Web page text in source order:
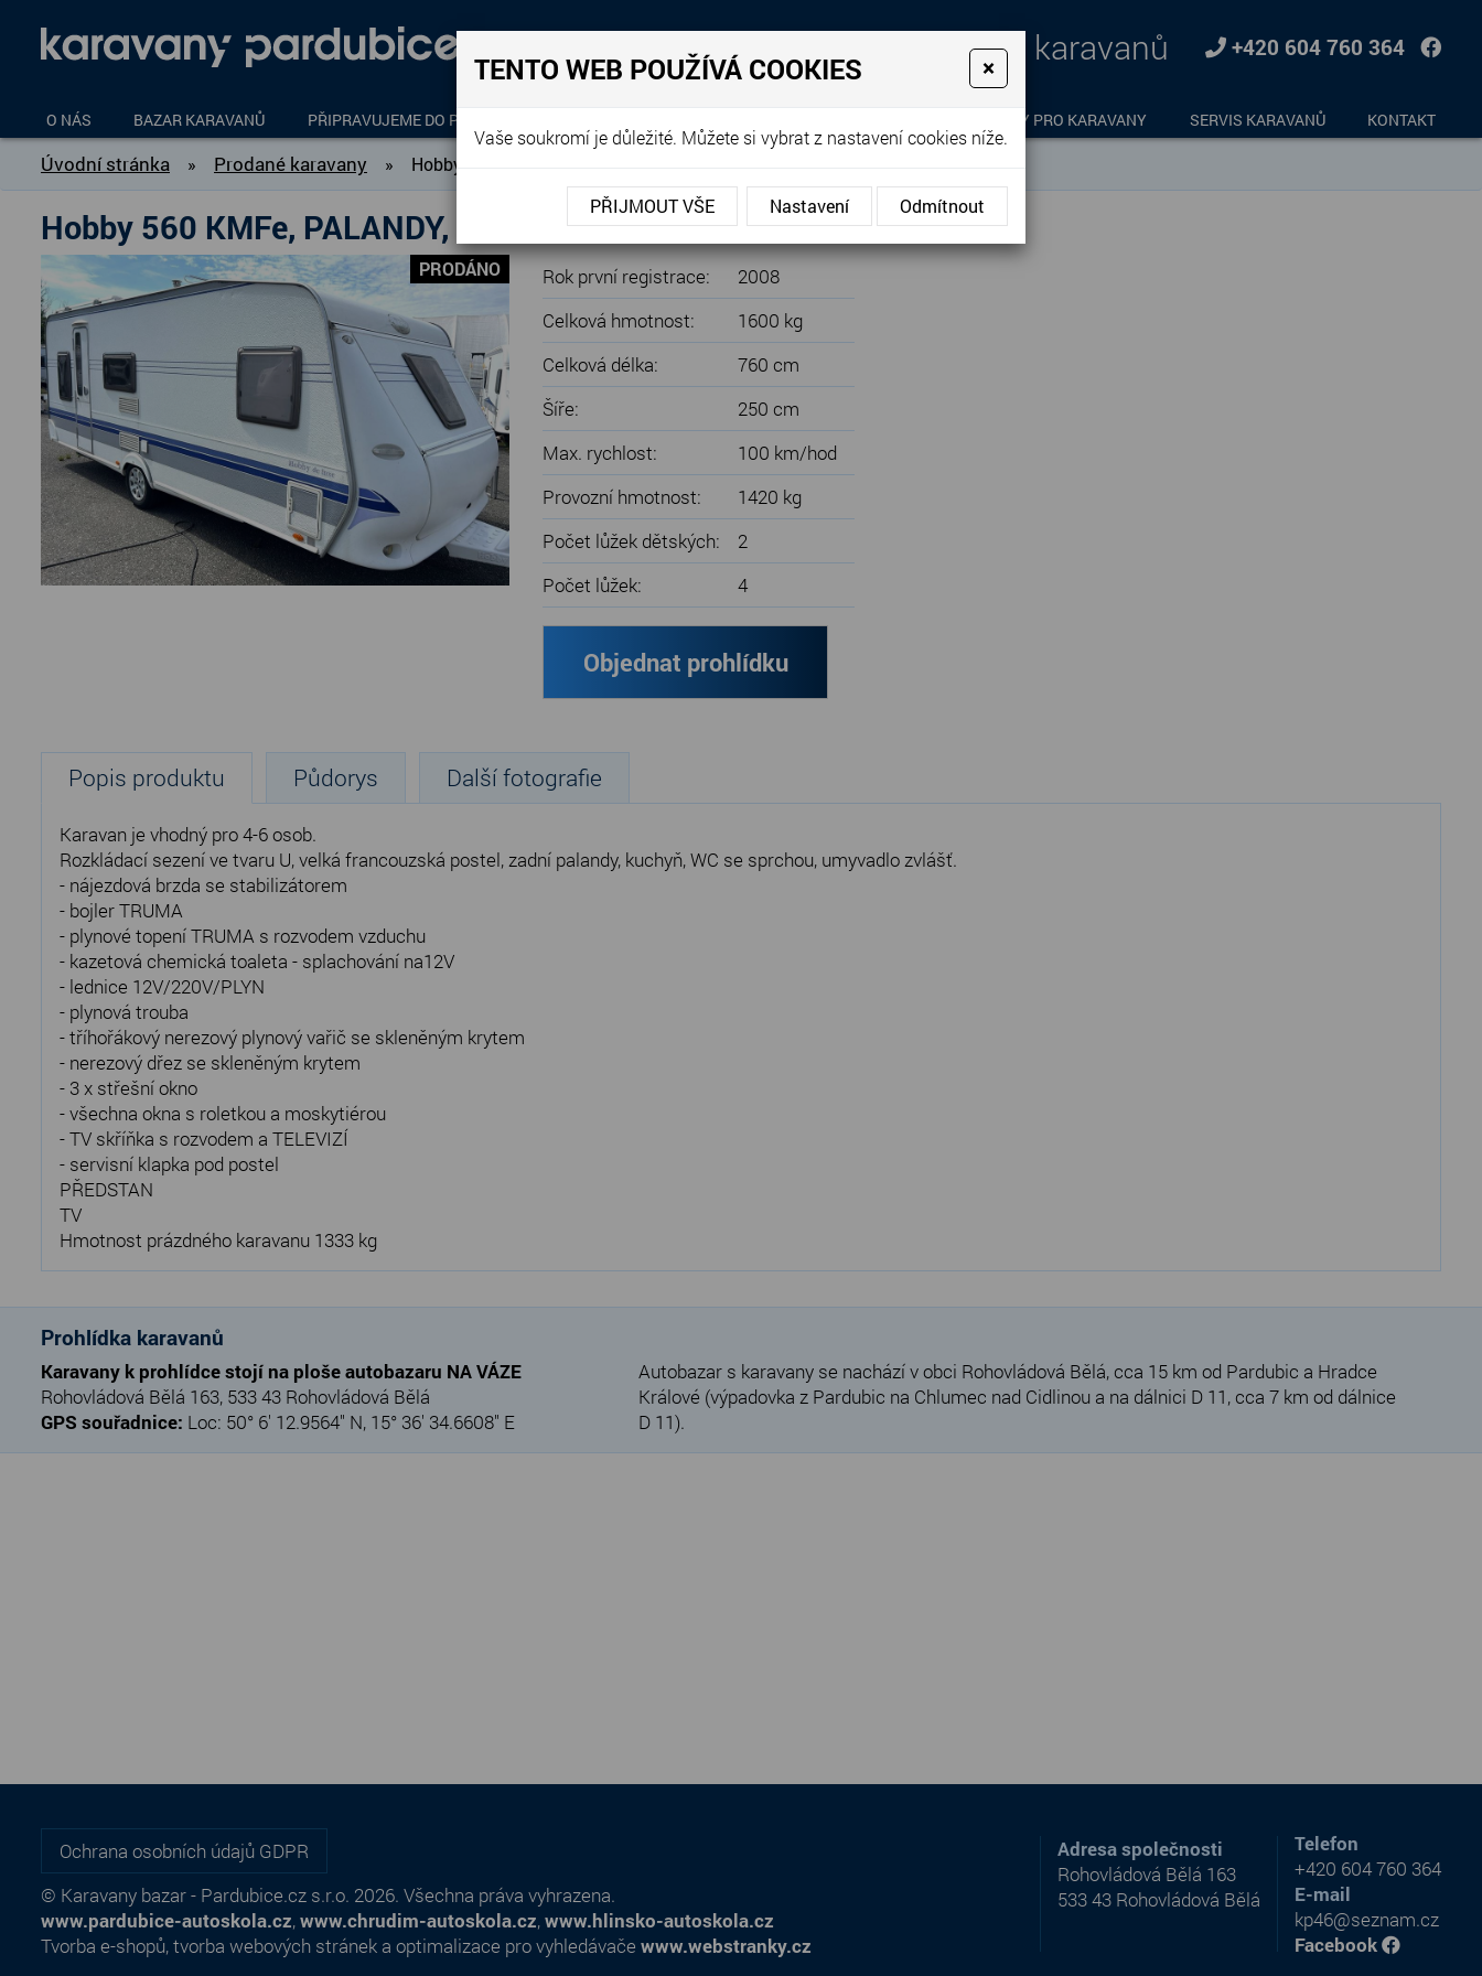
Prodej, dovoz, výkup a pronájem karavanů +420 604 760 364
O NÁS BAZAR KARAVANŮ PŘIPRAVUJEME DO PRODEJE DOPLŇKY PRO KARAVANY SERVIS KARAVANŮ KONTAKT
Úvodní stránka » Prodané karavany » Hobby 560 KMFe, PALANDY, PŘEDSTAN, TV
Hobby 560 KMFe, PALANDY, PŘEDSTAN, TV
PRODÁNO Rok první registrace:
2008
Celková hmotnost:
1600 kg
Celková délka:
760 cm
Šíře:
250 cm
Max. rychlost:
100 km/hod
Provozní hmotnost:
1420 kg
Počet lůžek dětských:
2
Počet lůžek:
4
Objednat prohlídku
Popis produktu Půdorys Další fotografie
Karavan je vhodný pro 4-6 osob.
Rozkládací sezení ve tvaru U, velká francouzská postel, zadní palandy, kuchyň, WC se sprchou, umyvadlo zvlášť.
- nájezdová brzda se stabilizátorem
- bojler TRUMA
- plynové topení TRUMA s rozvodem vzduchu
- kazetová chemická toaleta - splachování na12V
- lednice 12V/220V/PLYN
- plynová trouba
- tříhořákový nerezový plynový vařič se skleněným krytem
- nerezový dřez se skleněným krytem
- 3 x střešní okno
- všechna okna s roletkou a moskytiérou
- TV skříňka s rozvodem a TELEVIZÍ
- servisní klapka pod postel
PŘEDSTAN
TV
Hmotnost prázdného karavanu 1333 kg
Prohlídka karavanů
Karavany k prohlídce stojí na ploše autobazaru NA VÁZE
Rohovládová Bělá 163, 533 43 Rohovládová Bělá
GPS souřadnice: Loc: 50° 6' 12.9564" N, 15° 36' 34.6608" E
Autobazar s karavany se nachází v obci Rohovládová Bělá, cca 15 km od Pardubic a Hradce
Králové (výpadovka z Pardubic na Chlumec nad Cidlinou a na dálnici D 11, cca 7 km od dálnice
D 11).
Ochrana osobních údajů GDPR
© Karavany bazar - Pardubice.cz s.r.o. 2026. Všechna práva vyhrazena.
www.pardubice-autoskola.cz,www.chrudim-autoskola.cz,www.hlinsko-autoskola.cz
Tvorba e-shopů,tvorba webových stránek a optimalizace pro vyhledávače www.webstranky.cz
Adresa společnosti
Rohovládová Bělá 163
533 43 Rohovládová Bělá
Telefon
+420 604 760 364
E-mail
kp46@seznam.cz
Facebook
TENTO WEB POUŽÍVÁ COOKIES ×
Vaše soukromí je důležité. Můžete si vybrat z nastavení cookies níže.
PŘIJMOUT VŠE Nastavení Odmítnout